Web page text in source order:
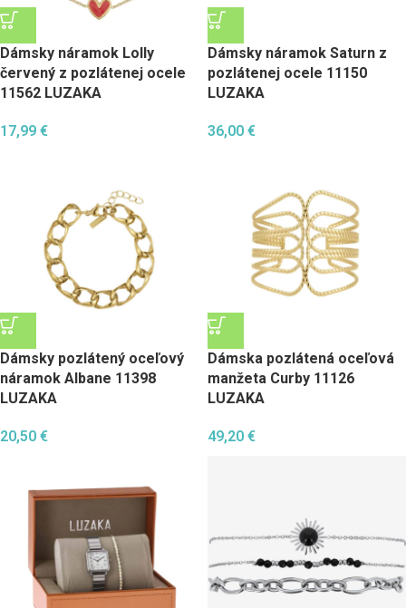
Dámsky náramok Lolly
červený z pozlátenej ocele
11562 LUZAKA
17,99 €
Dámsky náramok Saturn z
pozlátenej ocele 11150
LUZAKA
36,00 €
Dámsky pozlátený oceľový
náramok Albane 11398
LUZAKA
20,50 €
Dámska pozlátená oceľová
manžeta Curby 11126
LUZAKA
49,20 €